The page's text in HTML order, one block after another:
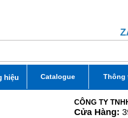
hiệu Catalogue Thông
CÔNG TY
Cửa Hàng: